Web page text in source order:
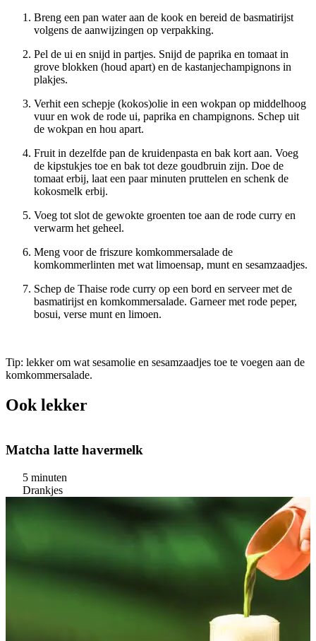
Breng een pan water aan de kook en bereid de basmatirijst
volgens de aanwijzingen op verpakking.
Pel de ui en snijd in partjes. Snijd de paprika en tomaat in
grove blokken (houd apart) en de kastanjechampignons in
plakjes.
Verhit een schepje (kokos)olie in een wokpan op middelhoog
vuur en wok de rode ui, paprika en champignons. Schep uit
de wokpan en hou apart.
Fruit in dezelfde pan de kruidenpasta en bak kort aan. Voeg
de kipstukjes toe en bak tot deze goudbruin zijn. Doe de
tomaat erbij, laat een paar minuten pruttelen en schenk de
kokosmelk erbij.
Voeg tot slot de gewokte groenten toe aan de rode curry en
verwarm het geheel.
Meng voor de friszure komkommersalade de
komkommerlinten met wat limoensap, munt en sesamzaadjes.
Schep de Thaise rode curry op een bord en serveer met de
basmatirijst en komkommersalade. Garneer met rode peper,
bosui, verse munt en limoen.
Tip: lekker om wat sesamolie en sesamzaadjes toe te voegen aan de
komkommersalade.
Ook lekker
Matcha latte havermelk
5 minuten
Drankjes